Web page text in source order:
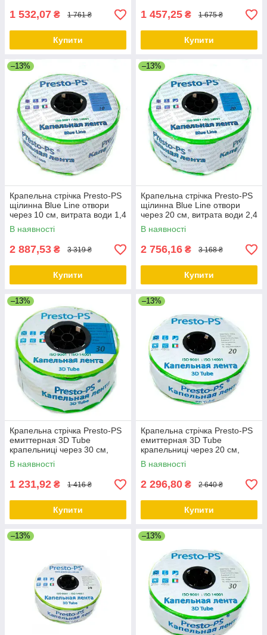
1 532,07 ₴ 1 761 ₴
Купити
1 457,25 ₴ 1 675 ₴
Купити
–13%
Крапельна стрічка Presto-PS
щілинна Blue Line отвори
через 10 см, витрата води 1,4
л/год, довжина 1000 м
В наявності
2 887,53 ₴ 3 319 ₴
Купити
–13%
Крапельна стрічка Presto-PS
щілинна Blue Line отвори
через 20 см, витрата води 2,4
л/год, довжина 1000 м
В наявності
2 756,16 ₴ 3 168 ₴
Купити
–13%
Крапельна стрічка Presto-PS
емиттерная 3D Tube
крапельниці через 30 см,
витрата 2.7 л/год, довжина
500 м
В наявності
1 231,92 ₴ 1 416 ₴
Купити
–13%
Крапельна стрічка Presto-PS
емиттерная 3D Tube
крапельниці через 20 см,
витрата 2.7 л/год, довжина
1000 м
В наявності
2 296,80 ₴ 2 640 ₴
Купити
–13% –13%